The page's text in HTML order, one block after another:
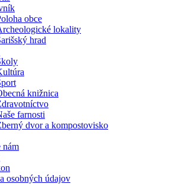
obce
lokality
hrad
knižnica
farnosti
dvor a kompostovisko
nám
osobných údajov